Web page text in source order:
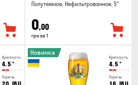
Полутемное, Нефильтрованное, 5°
0,00
грн за 1
Крепость
4.5 °
Горечь
Крепость
4.5 °
Горечь
Новинка